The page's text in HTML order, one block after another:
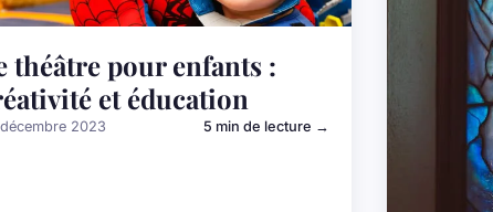
théâtre pour enfants :
et éducation
2023 5 min de lecture →